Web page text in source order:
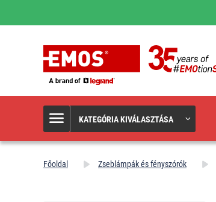
KATEGÓRIA KIVÁLASZTÁSA
Főoldal Zseblámpák és fényszórók